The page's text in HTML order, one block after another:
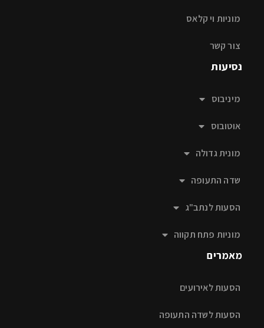
מוניות וי קלאס
צור קשר
נסיעות
מיניבוס
אוטובוס
מונית גדולה
שדה התעופה
הסעות לנתב"ג
מוניות פתח תקווה
מאמרים
הסעות לאירועים
הסעות לשדה התעופה